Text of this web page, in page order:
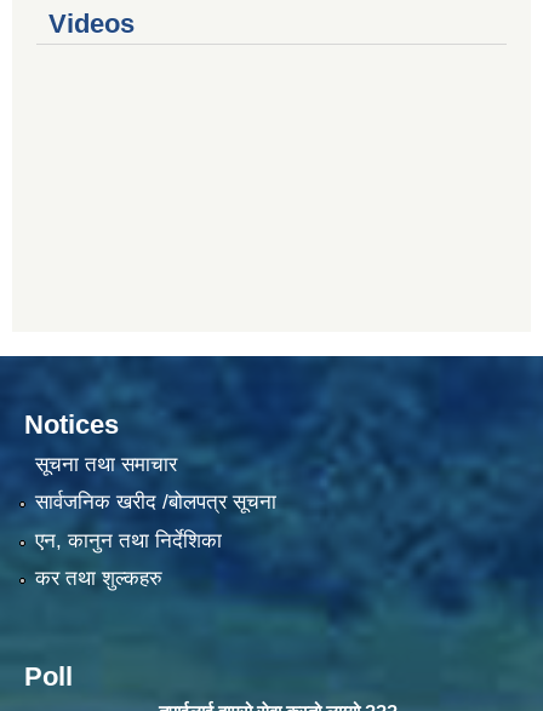
Videos
Notices
सूचना तथा समाचार
सार्वजनिक खरीद /बोलपत्र सूचना
एन, कानुन तथा निर्देशिका
कर तथा शुल्कहरु
Poll